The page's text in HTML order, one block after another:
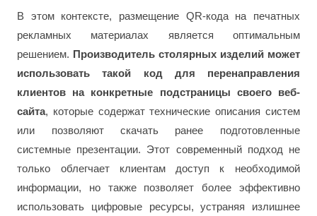
В этом контексте, размещение QR-кода на печатных
рекламных материалах является оптимальным
решением. Производитель столярных изделий может
использовать такой код для перенаправления
клиентов на конкретные подстраницы своего веб-
сайта, которые содержат технические описания систем
или позволяют скачать ранее подготовленные
системные презентации. Этот современный подход не
только облегчает клиентам доступ к необходимой
информации, но также позволяет более эффективно
использовать цифровые ресурсы, устраняя излишнее